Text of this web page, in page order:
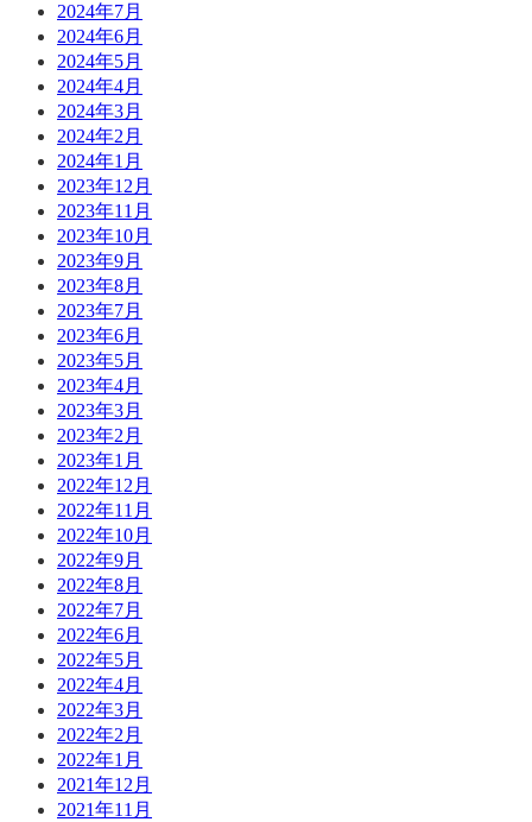
2024年7月
2024年6月
2024年5月
2024年4月
2024年3月
2024年2月
2024年1月
2023年12月
2023年11月
2023年10月
2023年9月
2023年8月
2023年7月
2023年6月
2023年5月
2023年4月
2023年3月
2023年2月
2023年1月
2022年12月
2022年11月
2022年10月
2022年9月
2022年8月
2022年7月
2022年6月
2022年5月
2022年4月
2022年3月
2022年2月
2022年1月
2021年12月
2021年11月